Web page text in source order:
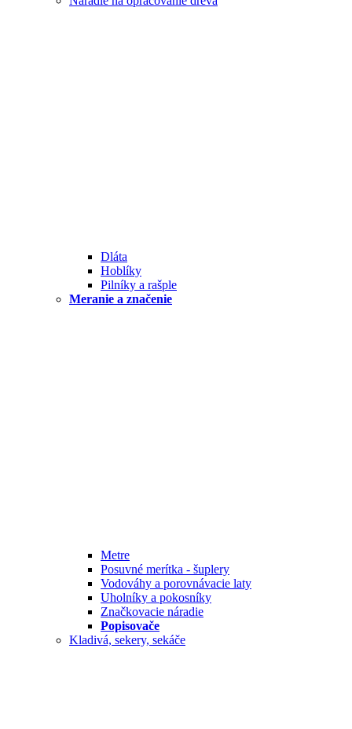
Dláta
Hoblíky
Pilníky a rašple
Meranie a značenie
Metre
Posuvné merítka - šuplery
Vodováhy a porovnávacie laty
Uholníky a pokosníky
Značkovacie náradie
Popisovače
Kladivá, sekery, sekáče